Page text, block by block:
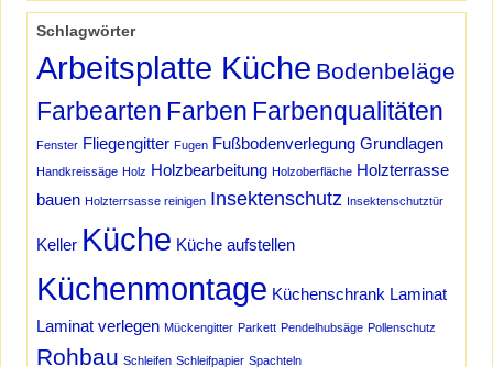
Schlagwörter
Arbeitsplatte Küche Bodenbeläge
Farbearten Farben Farbenqualitäten
Fenster Fliegengitter Fugen Fußbodenverlegung Grundlagen
Handkreissäge Holz Holzbearbeitung Holzoberfläche Holzterrasse
bauen Holzterrsasse reinigen Insektenschutz Insektenschutztür
Keller Küche Küche aufstellen
Küchenmontage Küchenschrank Laminat
Laminat verlegen Mückengitter Parkett Pendelhubsäge Pollenschutz
Rohbau Schleifen Schleifpapier Spachteln